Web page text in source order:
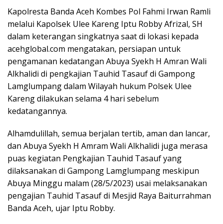
Kapolresta Banda Aceh Kombes Pol Fahmi Irwan Ramli
melalui Kapolsek Ulee Kareng Iptu Robby Afrizal, SH
dalam keterangan singkatnya saat di lokasi kepada
acehglobal.com mengatakan, persiapan untuk
pengamanan kedatangan Abuya Syekh H Amran Wali
Alkhalidi di pengkajian Tauhid Tasauf di Gampong
Lamglumpang dalam Wilayah hukum Polsek Ulee
Kareng dilakukan selama 4 hari sebelum
kedatangannya.
Alhamdulillah, semua berjalan tertib, aman dan lancar,
dan Abuya Syekh H Amram Wali Alkhalidi juga merasa
puas kegiatan Pengkajian Tauhid Tasauf yang
dilaksanakan di Gampong Lamglumpang meskipun
Abuya Minggu malam (28/5/2023) usai melaksanakan
pengajian Tauhid Tasauf di Mesjid Raya Baiturrahman
Banda Aceh, ujar Iptu Robby.